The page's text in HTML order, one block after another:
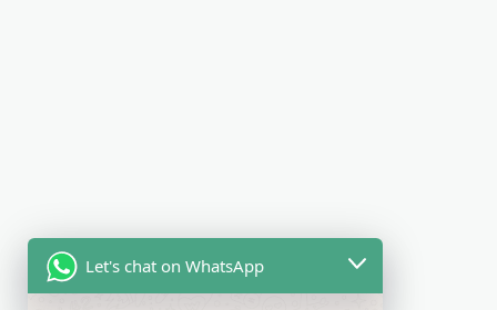
Let's chat on WhatsApp